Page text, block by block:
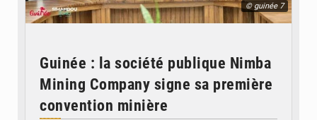
© guinée 7
Guinée : la société publique Nimba
Mining Company signe sa première
convention minière